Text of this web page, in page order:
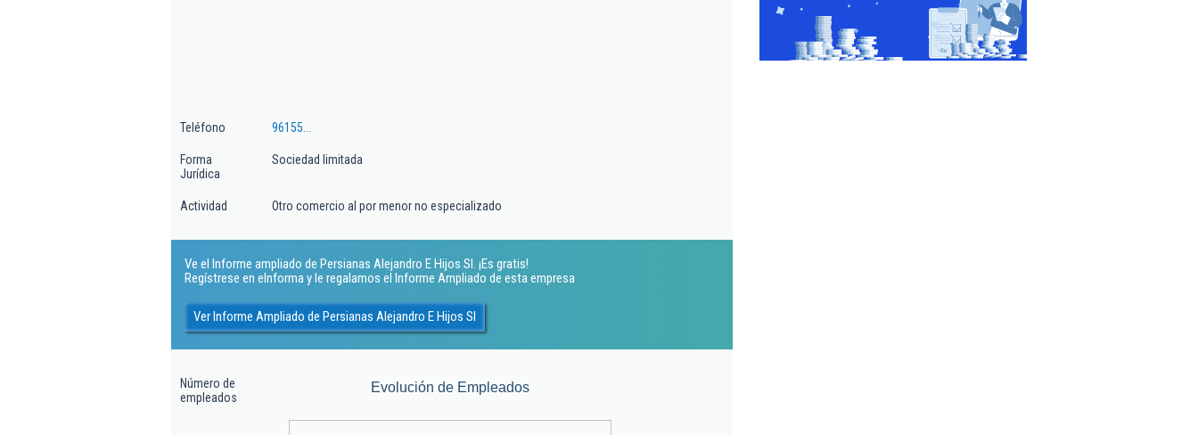
Teléfono 96155...
Forma
Jurídica
Sociedad limitada
Actividad Otro comercio al por menor no especializado
Ve el Informe ampliado de Persianas Alejandro E Hijos Sl. ¡Es gratis!
Regístrese en eInforma y le regalamos el Informe Ampliado de esta empresa
Ver Informe Ampliado de Persianas Alejandro E Hijos Sl
Número de
empleados
Evolución de Empleados